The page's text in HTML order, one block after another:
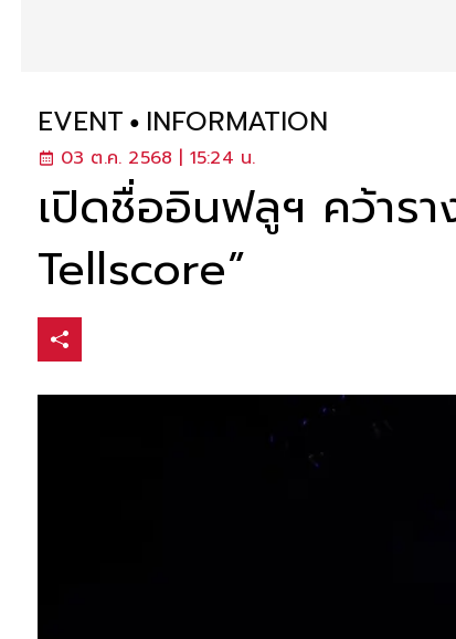
EVENT INFORMATION
03 ต.ค. 2568 | 15:24 น.
เปิดชื่ออินฟลูฯ คว้า
Tellscore”